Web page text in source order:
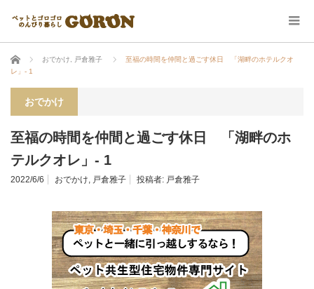
ホーム おでかけ 戸倉雅子
至福の時間を仲間と過ごす休日 「湖畔のホテルクオ
レ」- 1
おでかけ
至福の時間を仲間と過ごす休日 「湖畔のホ
テルクオレ」- 1
2022/6/6 おでかけ, 戸倉雅子 投稿者: 戸倉雅子